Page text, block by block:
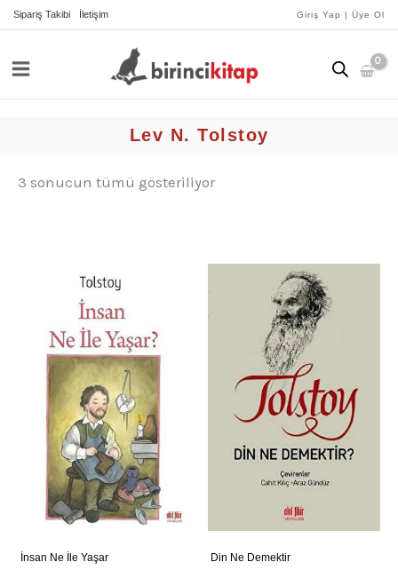
İçeriğe
Sipariş Takibi İletişim Giriş Yap | Üye Ol
Lev N. Tolstoy
3 sonucun tümü gösteriliyor
göre
İnsan Ne İle Yaşar Din Ne Demektir